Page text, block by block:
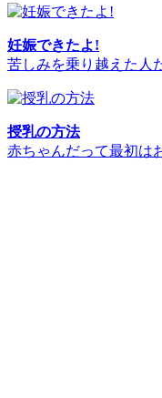
妊娠できたよ!
苦しみを乗り越えた人
授乳の方法
赤ちゃんだって最初は